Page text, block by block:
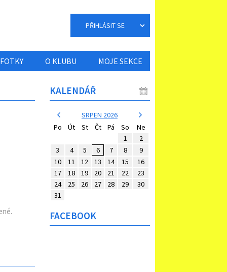
PŘIHLÁSIT SE
FOTKY O KLUBU MOJE SEKCE
KALENDÁŘ
SRPEN 2026
Po
Út St Čt Pá So
Ne
1
2
3
4 5 6 7 8
9
10
11 12 13 14 15
16
17
18 19 20 21 22
23
24
25 26 27 28 29
30
31
FACEBOOK